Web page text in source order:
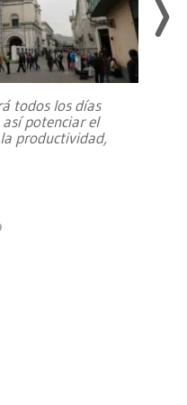
todos los días
potenciar el
productividad,